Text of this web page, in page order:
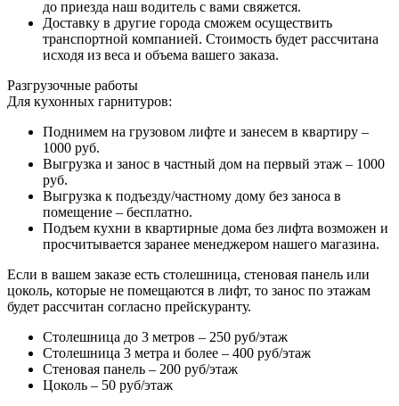
до приезда наш водитель с вами свяжется.
Доставку в другие города сможем осуществить
транспортной компанией. Стоимость будет рассчитана
исходя из веса и объема вашего заказа.
Разгрузочные работы
Для кухонных гарнитуров:
Поднимем на грузовом лифте и занесем в квартиру –
1000 руб.
Выгрузка и занос в частный дом на первый этаж – 1000
руб.
Выгрузка к подъезду/частному дому без заноса в
помещение – бесплатно.
Подъем кухни в квартирные дома без лифта возможен и
просчитывается заранее менеджером нашего магазина.
Если в вашем заказе есть столешница, стеновая панель или
цоколь, которые не помещаются в лифт, то занос по этажам
будет рассчитан согласно прейскуранту.
Столешница до 3 метров – 250 руб/этаж
Столешница 3 метра и более – 400 руб/этаж
Стеновая панель – 200 руб/этаж
Цоколь – 50 руб/этаж